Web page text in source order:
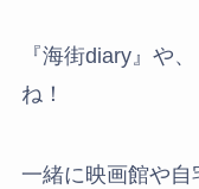
『海街diary』や
ね！
一緒に映画館や自